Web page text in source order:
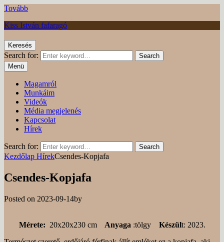
Tovább
Kiss István fafaragó
Keresés
Search for:
Search
Menü
Magamról
Munkáim
Videók
Média megjelenés
Kapcsolat
Hírek
Search for: Search
Kezdőlap HírekCsendes-Kopjafa
Csendes-Kopjafa
Posted on 2023-09-14by
Mérete: 20x20x230 cm Anyaga :tölgy Készült: 2023.